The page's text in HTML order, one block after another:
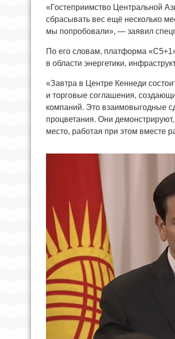
«Гостеприимство Центральной
сбрасывать вес ещё несколько
мы попробовали», — заявил
По его словам, платформа
в области энергетики,
«Завтра в Центре Кеннеди
и торговые соглашения,
компаний. Это взаимовыгодные
процветания. Они
место, работая при этом вместе